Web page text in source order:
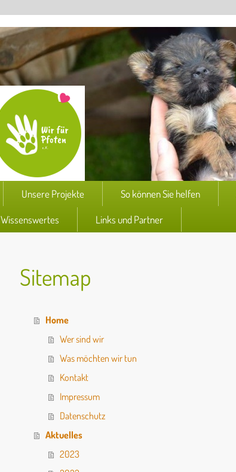
Unsere Projekte So können Sie helfen
Wissenswertes Links und Partner
Sitemap
Home
Wer sind wir
Was möchten wir tun
Kontakt
Impressum
Datenschutz
Aktuelles
2023